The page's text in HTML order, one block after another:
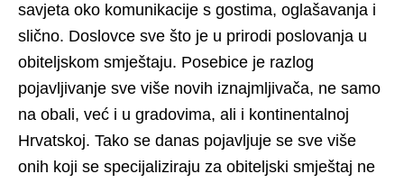
savjeta oko komunikacije s gostima, oglašavanja i
slično. Doslovce sve što je u prirodi poslovanja u
obiteljskom smještaju. Posebice je razlog
pojavljivanje sve više novih iznajmljivača, ne samo
na obali, već i u gradovima, ali i kontinentalnoj
Hrvatskoj. Tako se danas pojavljuje se sve više
onih koji se specijaliziraju za obiteljski smještaj ne